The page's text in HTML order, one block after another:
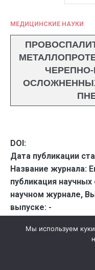
МЕДИЦИНСКИЕ НАУКИ
DOI:
Дата публикации
Название журнала:
публикация
научном журнале,
выпуске: -
ЦИТОКИНЫ И
ПЕРИДЕ ЧЕРЕПНО-
ОСЛОЖНЕННЫХ
Мы используем